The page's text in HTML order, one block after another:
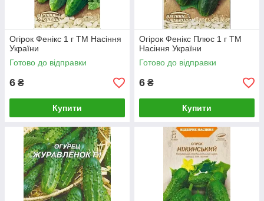
Огірок Фенікс 1 г ТМ Насіння
України
Готово до відправки
6 ₴
Купити
Огірок Фенікс Плюс 1 г ТМ
Насіння України
Готово до відправки
6 ₴
Купити